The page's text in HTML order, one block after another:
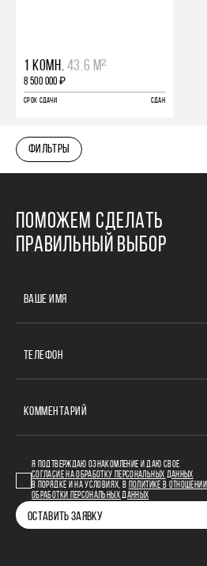
ФИЛЬТРЫ
1 КОМН. 43.6 М²
8 500 000 ₽
СРОК СДАЧИ СДАН
ПОМОЖЕМ СДЕЛАТЬ
ПРАВИЛЬНЫЙ ВЫБОР
ВАШЕ ИМЯ
ТЕЛЕФОН
КОММЕНТАРИЙ
Я ПОДТВЕРЖДАЮ ОЗНАКОМЛЕНИЕ И ДАЮ СВОЕ
СОГЛАСИЕ НА ОБРАБОТКУ ПЕРСОНАЛЬНЫХ ДАННЫХ
В ПОРЯДКЕ И НА УСЛОВИЯХ, В
ПОЛИТИКЕ В ОТНОШЕНИИ
ОБРАБОТКИ ПЕРСОНАЛЬНЫХ ДАННЫХ
ОСТАВИТЬ ЗАЯВКУ